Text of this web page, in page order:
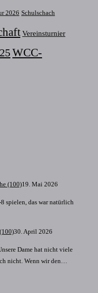
2026 Schulschach
Vereinsturnier
WCC-
(100)19. Mai 2026
spielen, das war natürlich
30. April 2026
Dame hat nicht viele
nicht. Wenn wir den…